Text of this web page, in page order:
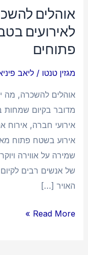
אוהלים
לאירועים
פתוחים
מגזין טנטו /ליאב
אוהלים להשכרה, מה
מדובר בקיום שמחות
אירועי חברה, אירוח
אירוע בשטח פתוח
שמירה על אווירה
של אנשים רבים
האויר […]
Read More »